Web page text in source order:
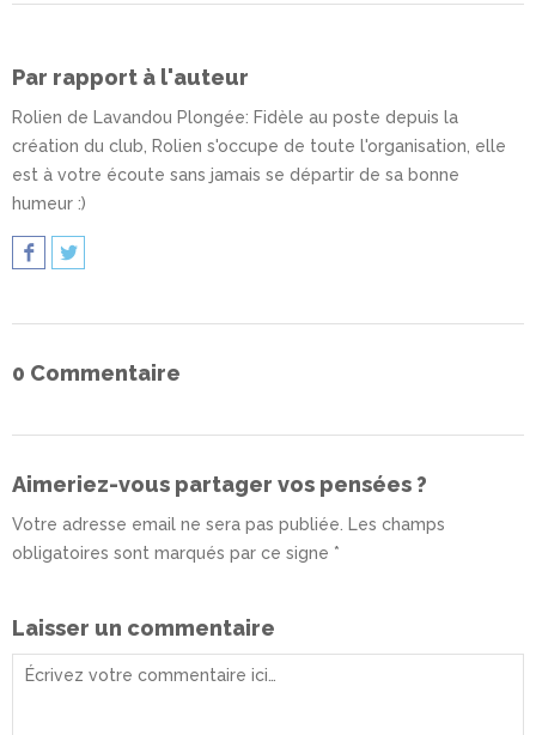
Par rapport à l'auteur
Rolien de Lavandou Plongée: Fidèle au poste depuis la
création du club, Rolien s'occupe de toute l'organisation, elle
est à votre écoute sans jamais se départir de sa bonne
humeur :)
0 Commentaire
Aimeriez-vous partager vos pensées ?
Votre adresse email ne sera pas publiée. Les champs
obligatoires sont marqués par ce signe *
Laisser un commentaire